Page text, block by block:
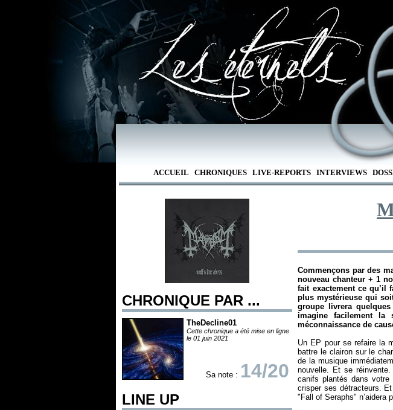
ACCUEIL CHRONIQUES LIVE-REPORTS INTERVIEWS
CHRONIQUE PAR ...
TheDecline01
Cette chronique a été mise en ligne
le 01 juin 2021
Sa note : 14/20
LINE UP
Commençons par des
nouveau chanteur + 1
fait exactement ce
plus mystérieuse qui
groupe livrera
imagine facilement la
méconnaissance de
Un EP pour se refaire la
battre le clairon sur le
de la musique
nouvelle. Et se
canifs plantés dans
crisper ses détracteurs.
"Fall of Seraphs" n’aidera